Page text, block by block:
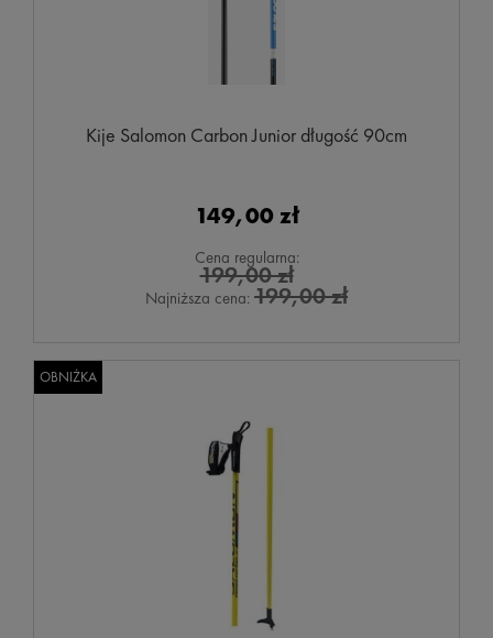
Kije Salomon Carbon Junior długość 90cm
149,00 zł
Cena regularna:
199,00 zł
Najniższa cena: 199,00 zł
OBNIŻKA